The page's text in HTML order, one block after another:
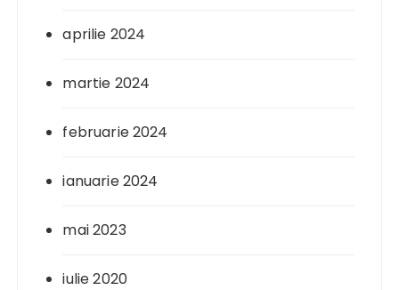
aprilie 2024
martie 2024
februarie 2024
ianuarie 2024
mai 2023
iulie 2020